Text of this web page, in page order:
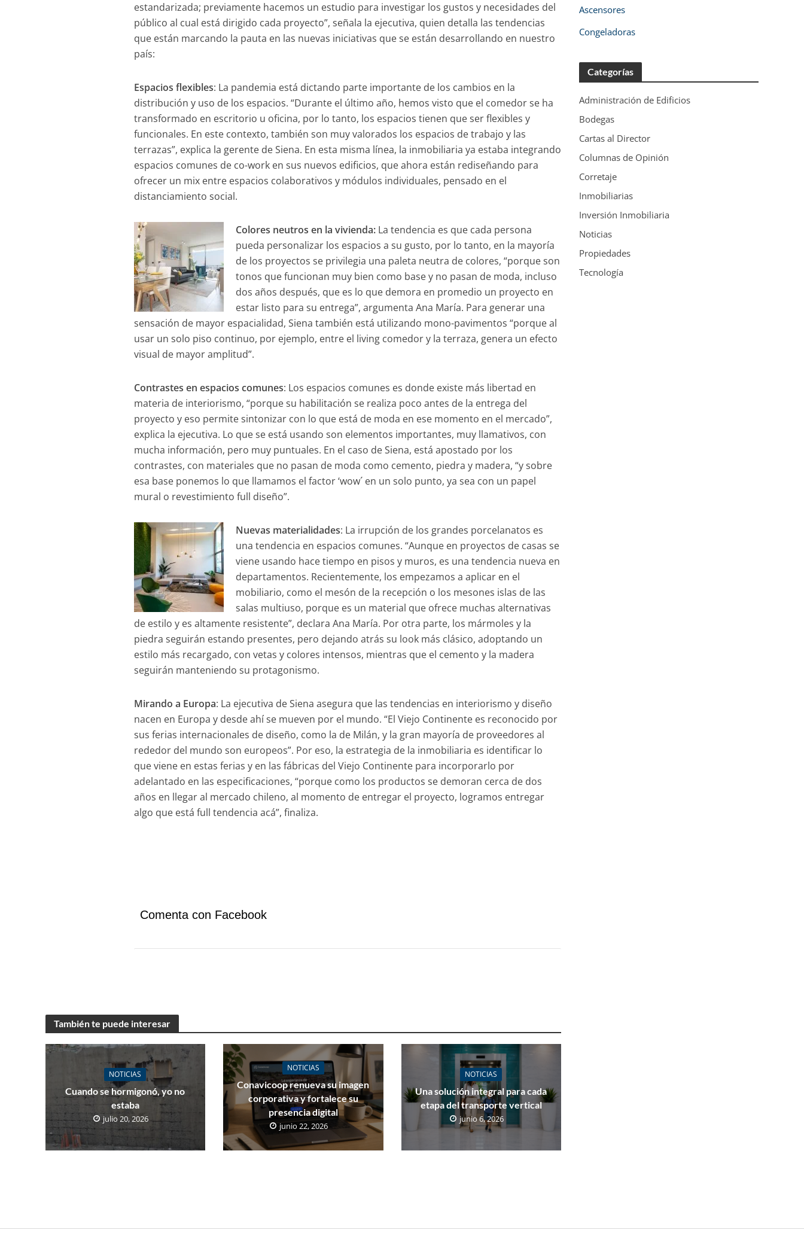
estandarizada; previamente hacemos un estudio para investigar los gustos y necesidades del
público al cual está dirigido cada proyecto”, señala la ejecutiva, quien detalla las tendencias
que están marcando la pauta en las nuevas iniciativas que se están desarrollando en nuestro
país:
Espacios flexibles: La pandemia está dictando parte importante de los cambios en la
distribución y uso de los espacios. “Durante el último año, hemos visto que el comedor se ha
transformado en escritorio u oficina, por lo tanto, los espacios tienen que ser flexibles y
funcionales. En este contexto, también son muy valorados los espacios de trabajo y las
terrazas”, explica la gerente de Siena. En esta misma línea, la inmobiliaria ya estaba integrando
espacios comunes de co-work en sus nuevos edificios, que ahora están rediseñando para
ofrecer un mix entre espacios colaborativos y módulos individuales, pensado en el
distanciamiento social.
Colores neutros en la vivienda: La tendencia es que cada persona
pueda personalizar los espacios a su gusto, por lo tanto, en la mayoría
de los proyectos se privilegia una paleta neutra de colores, “porque son
tonos que funcionan muy bien como base y no pasan de moda, incluso
dos años después, que es lo que demora en promedio un proyecto en
estar listo para su entrega”, argumenta Ana María. Para generar una
sensación de mayor espacialidad, Siena también está utilizando mono-pavimentos “porque al
usar un solo piso continuo, por ejemplo, entre el living comedor y la terraza, genera un efecto
visual de mayor amplitud”.
Contrastes en espacios comunes: Los espacios comunes es donde existe más libertad en
materia de interiorismo, “porque su habilitación se realiza poco antes de la entrega del
proyecto y eso permite sintonizar con lo que está de moda en ese momento en el mercado”,
explica la ejecutiva. Lo que se está usando son elementos importantes, muy llamativos, con
mucha información, pero muy puntuales. En el caso de Siena, está apostado por los
contrastes, con materiales que no pasan de moda como cemento, piedra y madera, “y sobre
esa base ponemos lo que llamamos el factor ‘wow´ en un solo punto, ya sea con un papel
mural o revestimiento full diseño”.
Nuevas materialidades: La irrupción de los grandes porcelanatos es
una tendencia en espacios comunes. “Aunque en proyectos de casas se
viene usando hace tiempo en pisos y muros, es una tendencia nueva en
departamentos. Recientemente, los empezamos a aplicar en el
mobiliario, como el mesón de la recepción o los mesones islas de las
salas multiuso, porque es un material que ofrece muchas alternativas
de estilo y es altamente resistente”, declara Ana María. Por otra parte, los mármoles y la
piedra seguirán estando presentes, pero dejando atrás su look más clásico, adoptando un
estilo más recargado, con vetas y colores intensos, mientras que el cemento y la madera
seguirán manteniendo su protagonismo.
Mirando a Europa: La ejecutiva de Siena asegura que las tendencias en interiorismo y diseño
nacen en Europa y desde ahí se mueven por el mundo. “El Viejo Continente es reconocido por
sus ferias internacionales de diseño, como la de Milán, y la gran mayoría de proveedores al
rededor del mundo son europeos”. Por eso, la estrategia de la inmobiliaria es identificar lo
que viene en estas ferias y en las fábricas del Viejo Continente para incorporarlo por
adelantado en las especificaciones, “porque como los productos se demoran cerca de dos
años en llegar al mercado chileno, al momento de entregar el proyecto, logramos entregar
algo que está full tendencia acá”, finaliza.
Comenta con Facebook
También te puede interesar
NOTICIAS
Cuando se hormigonó, yo no
estaba
julio 20, 2026
NOTICIAS
Conavicoop renueva su imagen
corporativa y fortalece su
presencia digital
junio 22, 2026
NOTICIAS
Una solución integral para cada
etapa del transporte vertical
junio 6, 2026
Ascensores
Congeladoras
Categorías
Administración de Edificios
Bodegas
Cartas al Director
Columnas de Opinión
Corretaje
Inmobiliarias
Inversión Inmobiliaria
Noticias
Propiedades
Tecnología